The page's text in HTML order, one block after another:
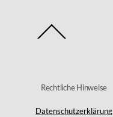
To
Rechtliche Hinweise
Datenschutzerklärung